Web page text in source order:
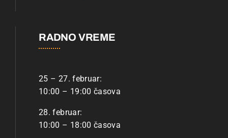
RADNO VREME
25 – 27. februar:
10:00 – 19:00 časova
28. februar:
10:00 – 18:00 časova